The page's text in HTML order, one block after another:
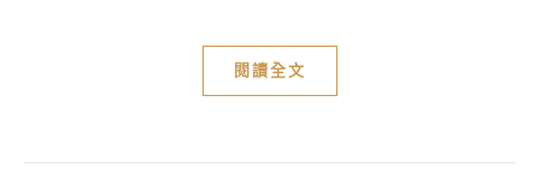
閱讀全文